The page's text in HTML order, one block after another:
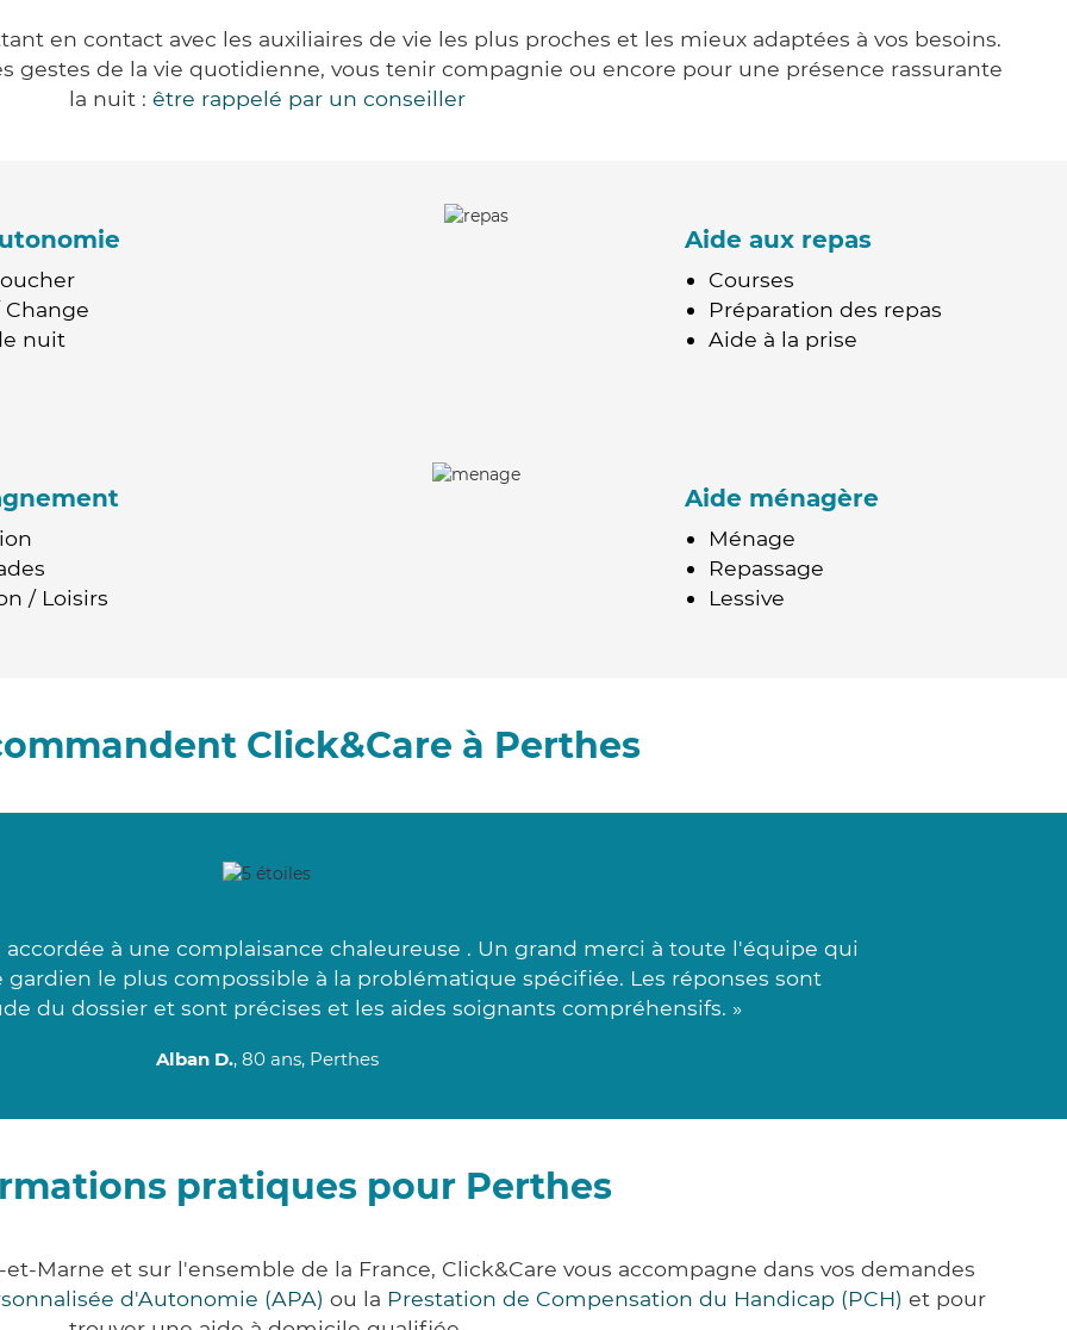
en contact avec les auxiliaires de vie les plus proches et les mieux adaptées à vos besoins.
gestes de la vie quotidienne, vous tenir compagnie ou encore pour une présence rassurante
la nuit : être rappelé par un conseiller
nuit
Aide aux repas
Courses
Préparation des repas
Aide à la prise
/ Loisirs
Aide ménagère
Ménage
Repassage
Lessive
Click&Care à Perthes
à une complaisance chaleureuse . Un grand merci à toute l'équipe qui
le plus compossible à la problématique spécifiée. Les réponses sont
du dossier et sont précises et les aides soignants compréhensifs. »
Alban D., 80 ans, Perthes
pratiques pour Perthes
Marne et sur l'ensemble de la France, Click&Care vous accompagne dans vos demandes
d'Autonomie (APA) ou la Prestation de Compensation du Handicap (PCH) et pour